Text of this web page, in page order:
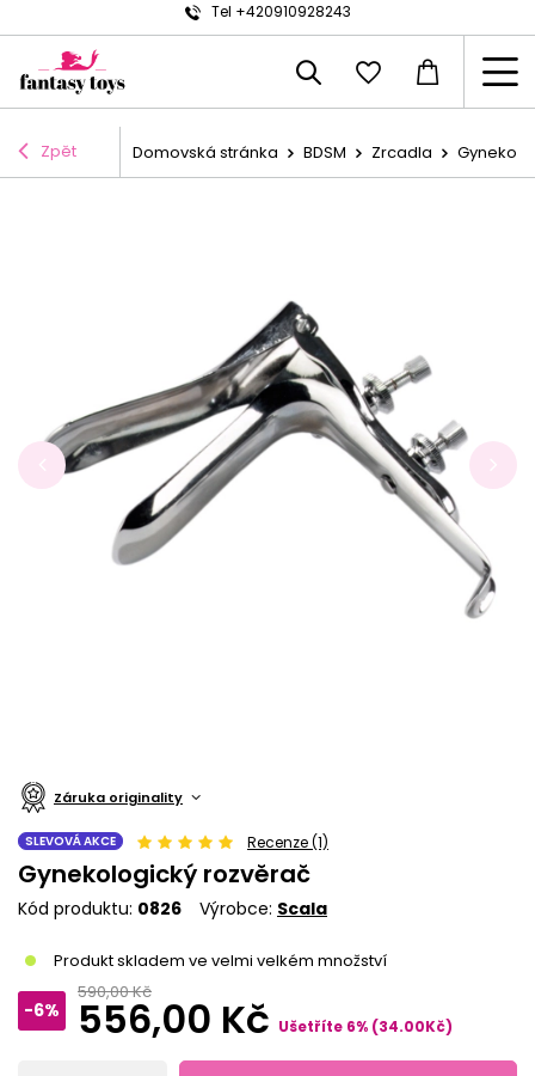
Tel +420910928243
Zpět Domovská stránka BDSM Zrcadla
Záruka originality
SLEVOVÁ AKCE Recenze (1)
Gynekologický rozvěrač
Kód produktu 0826 Výrobce Scala
Produkt skladem ve velmi velkém množství
-6%
590,00 Kč
556,00 Kč Ušetříte 6% (34.00Kč)